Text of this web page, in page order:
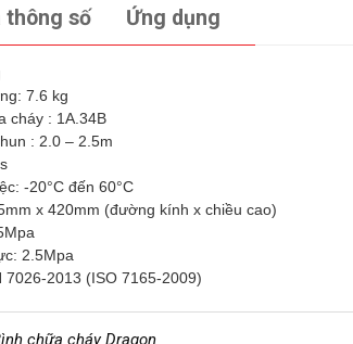
thông số Ứng dụng
7.6 kg
cháy : 1A.34B
: 2.0 – 2.5m
-20°C đến 60°C
x 420mm (đường kính x chiều cao)
2.5Mpa
2013 (ISO 7165-2009)
chữa cháy Dragon